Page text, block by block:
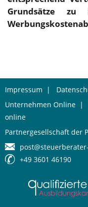
Grundsätze zu
Impressum |
Unternehmen Online |
online
Partnergesellschaft der
+49 3601 46190